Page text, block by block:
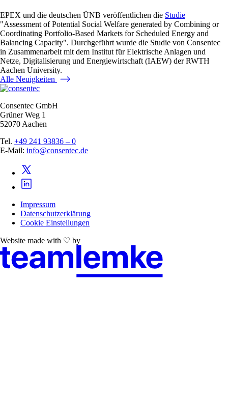
EPEX und die deutschen ÜNB veröffentlichen die Studie
"Assessment of Potential Social Welfare generated by Combining or
Coordinating Portfolio-Based Markets for Scheduled Energy and
Balancing Capacity". Durchgeführt wurde die Studie von Consentec
in Zusammenarbeit mit dem Institut für Elektrische Anlagen und
Netze, Digitalisierung und Energiewirtschaft (IAEW) der RWTH
Aachen University.
Alle Neuigkeiten
Consentec GmbH
Grüner Weg 1
52070 Aachen
Tel. +49 241 93836 – 0
E-Mail: info@consentec.de
Impressum
Datenschutzerklärung
Cookie Einstellungen
Website made with ♡ by